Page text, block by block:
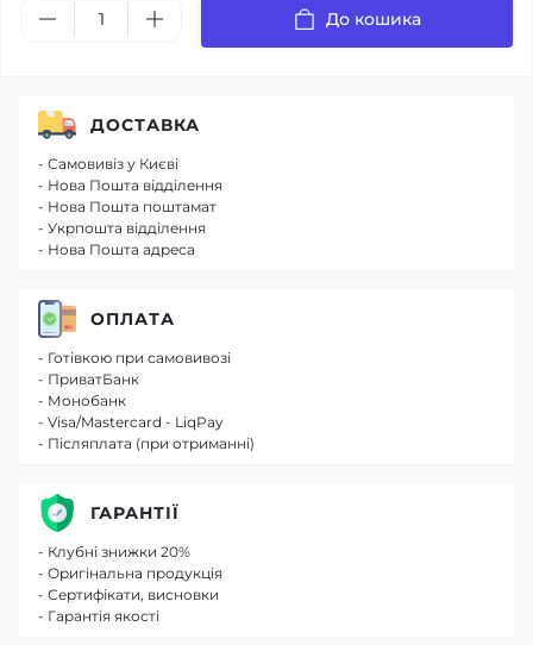
До кошика
ДОСТАВКА
- Самовивіз у Києві
- Нова Пошта відділення
- Нова Пошта поштамат
- Укрпошта відділення
- Нова Пошта адреса
ОПЛАТА
- Готівкою при самовивозі
- ПриватБанк
- Монобанк
- Visa/Mastercard - LiqPay
- Післяплата (при отриманні)
ГАРАНТІЇ
- Клубні знижки 20%
- Оригінальна продукція
- Сертифікати, висновки
- Гарантія якості